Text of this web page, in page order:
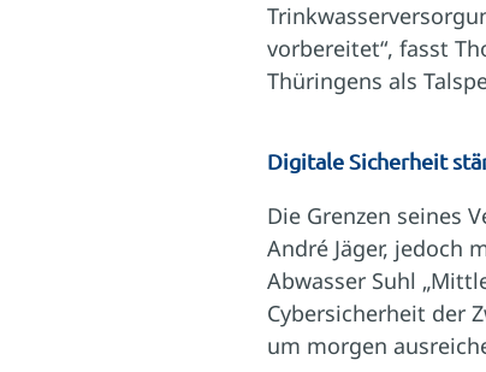
vorbereitet“, fasst
Thüringens als
Digitale Sicherheit
Die Grenzen seines
André Jäger, jedoch
Abwasser Suhl
Cybersicherheit der
um morgen